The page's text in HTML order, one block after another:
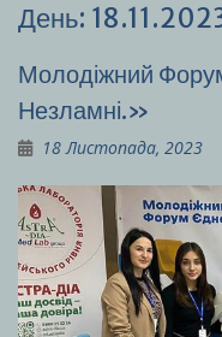
День:
Молодіжний Форум
Незламні.»
18 Листопада, 2023